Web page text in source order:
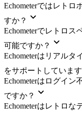
Echometerではレトロ
すか？
Echometerでレトロス
可能ですか？
Echometerはリアルタ
をサポートしていま
Echometerはログイ
ですか？
Echometerはレトロな